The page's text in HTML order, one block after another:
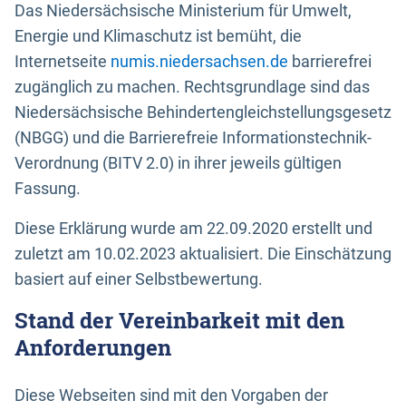
Das Niedersächsische Ministerium für Umwelt,
Energie und Klimaschutz ist bemüht, die
Internetseite numis.niedersachsen.de barrierefrei
zugänglich zu machen. Rechtsgrundlage sind das
Niedersächsische Behindertengleichstellungsgesetz
(NBGG) und die Barrierefreie Informationstechnik-
Verordnung (BITV 2.0) in ihrer jeweils gültigen
Fassung.
Diese Erklärung wurde am 22.09.2020 erstellt und
zuletzt am 10.02.2023 aktualisiert. Die Einschätzung
basiert auf einer Selbstbewertung.
Stand der Vereinbarkeit mit den
Anforderungen
Diese Webseiten sind mit den Vorgaben der